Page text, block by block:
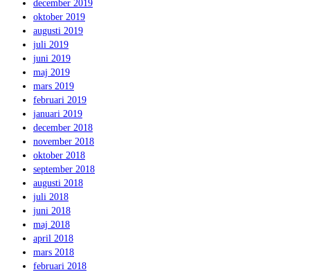
december 2019
oktober 2019
augusti 2019
juli 2019
juni 2019
maj 2019
mars 2019
februari 2019
januari 2019
december 2018
november 2018
oktober 2018
september 2018
augusti 2018
juli 2018
juni 2018
maj 2018
april 2018
mars 2018
februari 2018